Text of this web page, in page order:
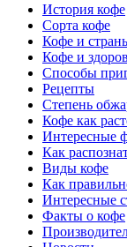
История кофе
Сорта кофе
Кофе и
Кофе и
Способы
Рецепты
Степень
Кофе как
Интересные
Как
Виды кофе
Как
Интересные
Факты о кофе